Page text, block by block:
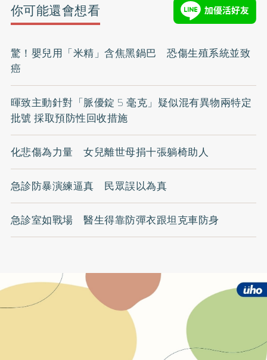
你可能還會想看
驚！嬰兒用「米精」含焦黑鍋巴 恐傷生殖系統並致
癌
暉致主動針對「脈優錠 5 毫克」疑似混有異物兩特定
批號 採取預防性回收措施
化悲傷為力量 女兒離世母捐十張躺椅助人
急診防暴演練逼真 民眾誤以為真
急診室如戰場 醫生得靠防彈衣跟坦克車防身